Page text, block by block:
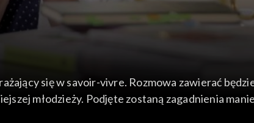
się w savoir-vivre. Rozmowa zawierać
młodzieży. Podjęte zostaną zagadnienia
książka „Dobre maniery w przedwojennej